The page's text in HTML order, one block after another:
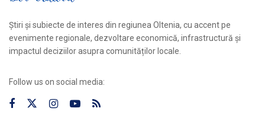
Știri și subiecte de interes din regiunea Oltenia, cu accent pe
evenimente regionale, dezvoltare economică, infrastructură și
impactul deciziilor asupra comunităților locale.
Follow us on social media: